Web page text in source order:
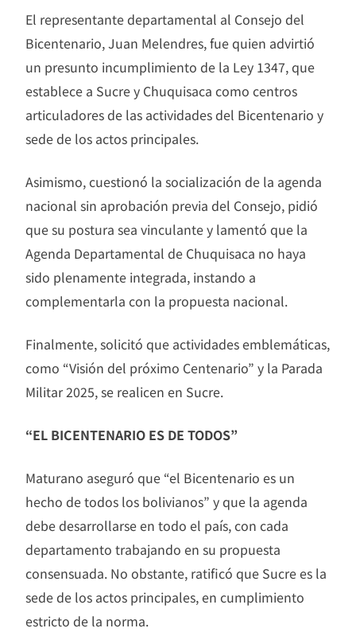
El representante departamental al Consejo del
Bicentenario, Juan Melendres, fue quien advirtió
un presunto incumplimiento de la Ley 1347, que
establece a Sucre y Chuquisaca como centros
articuladores de las actividades del Bicentenario y
sede de los actos principales.
Asimismo, cuestionó la socialización de la agenda
nacional sin aprobación previa del Consejo, pidió
que su postura sea vinculante y lamentó que la
Agenda Departamental de Chuquisaca no haya
sido plenamente integrada, instando a
complementarla con la propuesta nacional.
Finalmente, solicitó que actividades emblemáticas,
como “Visión del próximo Centenario” y la Parada
Militar 2025, se realicen en Sucre.
“EL BICENTENARIO ES DE TODOS”
Maturano aseguró que “el Bicentenario es un
hecho de todos los bolivianos” y que la agenda
debe desarrollarse en todo el país, con cada
departamento trabajando en su propuesta
consensuada. No obstante, ratificó que Sucre es la
sede de los actos principales, en cumplimiento
estricto de la norma.